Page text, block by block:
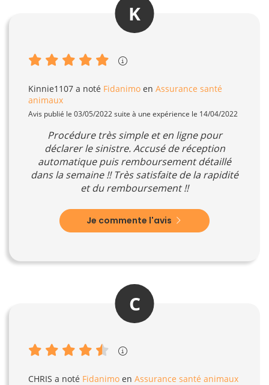
K
Kinnie1107 a noté Fidanimo en Assurance santé
animaux
Avis publié le 03/05/2022 suite à une expérience le 14/04/2022
Procédure très simple et en ligne pour
déclarer le sinistre. Accusé de réception
automatique puis remboursement détaillé
dans la semaine !! Très satisfaite de la rapidité
et du remboursement !!
Je commente l'avis
C
CHRIS a noté Fidanimo en Assurance santé animaux